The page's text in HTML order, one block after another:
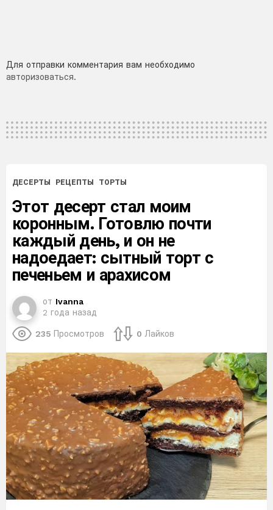
Добавить
комментарий
Для отправки комментария вам необходимо
авторизоваться.
ДЕСЕРТЫ РЕЦЕПТЫ ТОРТЫ
Этот десерт стал моим
коронным. Готовлю почти
каждый день, и он не
надоедает: сытный торт с
печеньем и арахисом
от Ivanna
2 года назад
235 Просмотров 0 Лайков